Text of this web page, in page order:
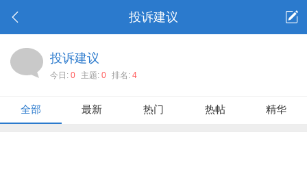
投诉建议
投诉建议
今日: 0 主题: 0 排名: 4
全部 最新 热门 热帖 精华